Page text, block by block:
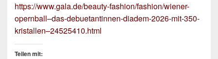
https://www.gala.de/beauty-fashion/fashion/wiener-
opernball–das-debuetantinnen-diadem-2026-mit-350-
kristallen–24525410.html
Teilen mit: